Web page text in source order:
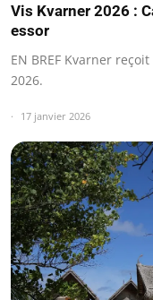
Vis Kvarner 2026 :
essor
EN BREF Kvarner
2026.
17 janvier 2026